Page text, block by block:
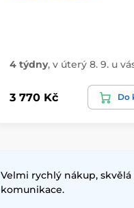
4 týdny, v úterý 8. 9. u
3 770 Kč Do
Velmi rychlý nákup, skvělá
komunikace.